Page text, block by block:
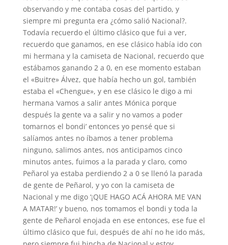
observando y me contaba cosas del partido, y
siempre mi pregunta era ¿cómo salió Nacional?.
Todavía recuerdo el último clásico que fui a ver,
recuerdo que ganamos, en ese clásico había ido con
mi hermana y la camiseta de Nacional, recuerdo que
estábamos ganando 2 a 0, en ese momento estaban
el «Buitre» Álvez, que había hecho un gol, también
estaba el «Chengue», y en ese clásico le digo a mi
hermana ‘vamos a salir antes Mónica porque
después la gente va a salir y no vamos a poder
tomarnos el bondi’ entonces yo pensé que si
salíamos antes no íbamos a tener problema
ninguno, salimos antes, nos anticipamos cinco
minutos antes, fuimos a la parada y claro, como
Peñarol ya estaba perdiendo 2 a 0 se llenó la parada
de gente de Peñarol, y yo con la camiseta de
Nacional y me digo ‘¡QUE HAGO ACÁ AHORA ME VAN
A MATAR!’ y bueno, nos tomamos el bondi y toda la
gente de Peñarol enojada en ese entonces, ese fue el
último clásico que fui, después de ahí no he ido más,